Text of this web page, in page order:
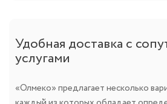
Удобная доставка с
услугами
«Олмеко» предлагает несколько